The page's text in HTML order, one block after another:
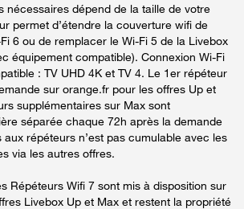
nécessaires dépend de la taille de votre
permet d’étendre la couverture wifi de
6 ou de remplacer le Wi-Fi 5 de la Livebox
équipement compatible). Connexion Wi-Fi
: TV UHD 4K et TV 4. Le 1er répéteur
sur orange.fr pour les offres Up et
supplémentaires sur Max sont
séparée chaque 72h après la demande
aux répéteurs n’est pas cumulable avec les
via les autres offres.
Répéteurs Wifi 7 sont mis à disposition sur
Livebox Up et Max et restent la propriété